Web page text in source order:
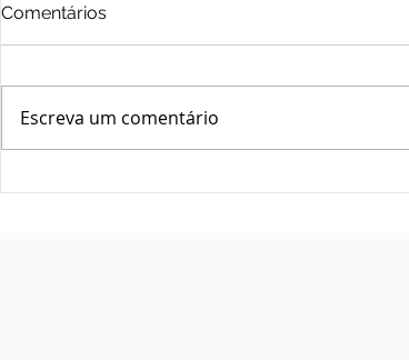
Comentários
Escreva um comentário